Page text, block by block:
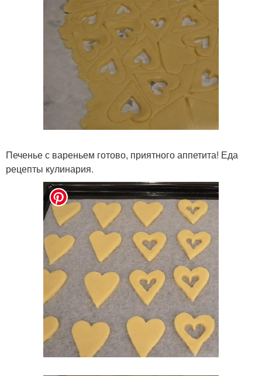
Печенье с вареньем готово, приятного аппетита! Еда
рецепты кулинария.